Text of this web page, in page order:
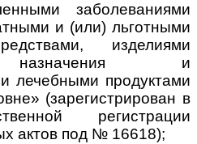
заболеваниями
и (или) льготными
изделиями
назначения и
лечебными продуктами
(зарегистрирован в
регистрации
актов под № 16618);